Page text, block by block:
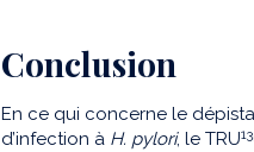
Conclusion
En ce qui concerne le
d’infection à H. pylori, le TRU13